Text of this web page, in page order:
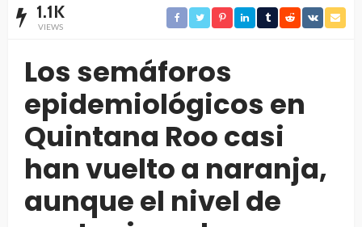
1.1K
VIEWS
Los semáforos
epidemiológicos en
Quintana Roo casi
han vuelto a naranja,
aunque el nivel de